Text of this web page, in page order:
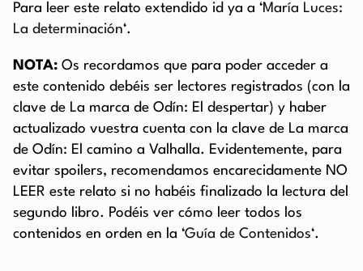
Para leer este relato extendido id ya a ‘María Luces:
La determinación‘.
NOTA: Os recordamos que para poder acceder a
este contenido debéis ser lectores registrados (con la
clave de La marca de Odín: El despertar) y haber
actualizado vuestra cuenta con la clave de La marca
de Odín: El camino a Valhalla. Evidentemente, para
evitar spoilers, recomendamos encarecidamente NO
LEER este relato si no habéis finalizado la lectura del
segundo libro. Podéis ver cómo leer todos los
contenidos en orden en la ‘Guía de Contenidos‘.